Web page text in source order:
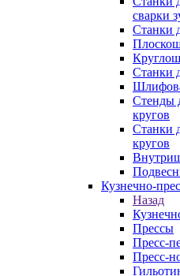
сварки
Станки
Станки
Стенды
кругов
Станки
кругов
Кузнечно-
Назад
Прессы
Пресс-
Пресс-